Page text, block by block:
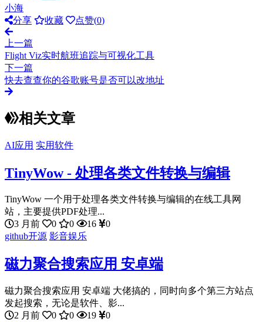
小海
分享
收藏 点赞(0)
上一篇
Flight Viz实时航班追踪与可视化工具
下一篇
快去查查你的谷歌账号是否可以改地址
相关文章
AI应用 实用软件
TinyWow - 处理各类文件转换与编辑
TinyWow 一个用于处理各类文件转换与编辑的在线工具网
站，主要提供PDF处理...
3 月前
0 0 16
0
github开源 影音娱乐
磁力聚合搜索应用 安卓端
磁力聚合搜索应用 安卓端 大佬搞的，同时向多个第三方站点
发起搜索，无论是软件、影...
2 月前
0 0 19
0